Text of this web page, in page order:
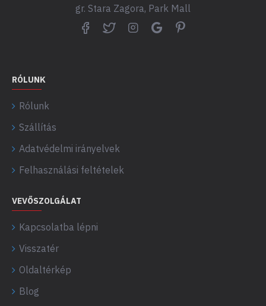
gr. Stara Zagora, Park Mall
RÓLUNK
Rólunk
Szállítás
Adatvédelmi irányelvek
Felhasználási feltételek
VEVŐSZOLGÁLAT
Kapcsolatba lépni
Visszatér
Oldaltérkép
Blog